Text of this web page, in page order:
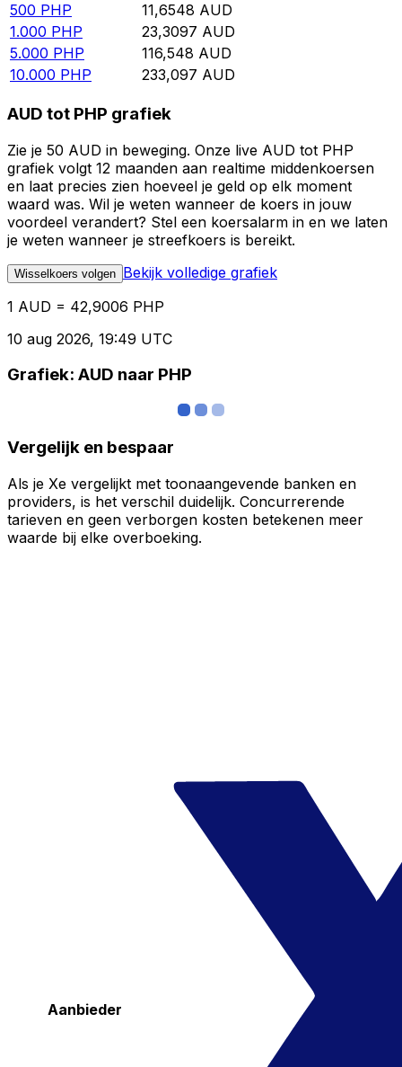
500 PHP 11,6548 AUD
1.000 PHP 23,3097 AUD
5.000 PHP 116,548 AUD
10.000 PHP 233,097 AUD
AUD tot PHP grafiek
Zie je 50 AUD in beweging. Onze live AUD tot PHP
grafiek volgt 12 maanden aan realtime middenkoersen
en laat precies zien hoeveel je geld op elk moment
waard was. Wil je weten wanneer de koers in jouw
voordeel verandert? Stel een koersalarm in en we laten
je weten wanneer je streefkoers is bereikt.
Wisselkoers volgen Bekijk volledige grafiek
1 AUD = 42,9006 PHP
10 aug 2026, 19:49 UTC
Grafiek: AUD naar PHP
Vergelijk en bespaar
Als je Xe vergelijkt met toonaangevende banken en
providers, is het verschil duidelijk. Concurrerende
tarieven en geen verborgen kosten betekenen meer
waarde bij elke overboeking.
Aanbieder